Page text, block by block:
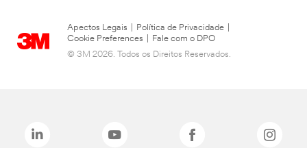
Apectos Legais Política de Privacidade
Cookie Preferences
Fale com o DPO
© 3M 2026. Todos os Direitos Reservados.